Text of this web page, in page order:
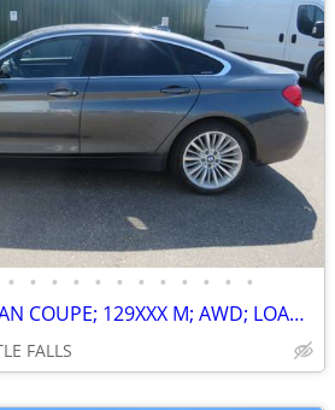
• • • • • • • • • • • •
2015 BMW 428 XI GRAN COUPE; 129XXX M; AWD; LOADED ! $12,000 BOOK VALUE
FALLS